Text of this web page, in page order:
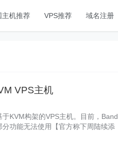
主机推荐 VPS推荐 域名注册
VPS主机
KVM构架的VPS主机。目前，Band
功能无法使用【官方称下周陆续添